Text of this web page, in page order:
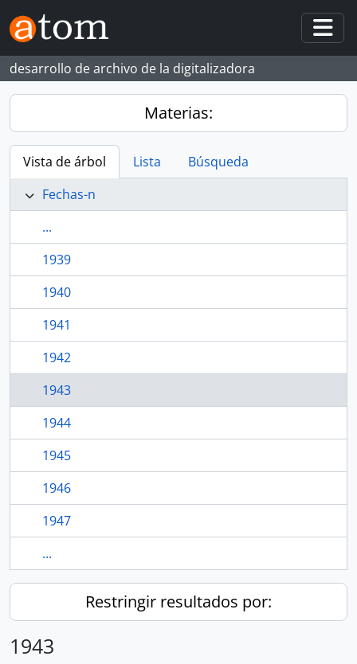
Skip to main content
desarrollo de archivo de la digitalizadora
Materias:
Vista de árbol Lista
Búsqueda
Fechas-n
...
1939
1940
1941
1942
1943
1944
1945
1946
1947
...
Restringir resultados por:
1943